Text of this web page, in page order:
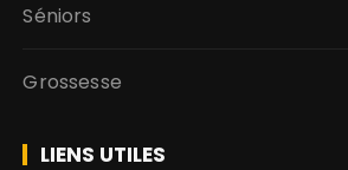
Séniors
Grossesse
LIENS UTILES